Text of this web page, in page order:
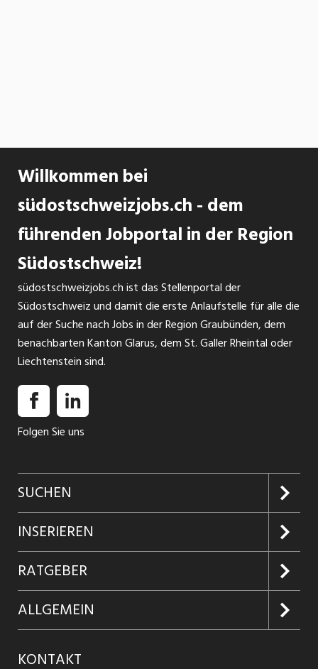
Willkommen bei
südostschweizjobs.ch - dem
führenden Jobportal in der Region
Südostschweiz!
südostschweizjobs.ch ist das Stellenportal der
Südostschweiz und damit die erste Anlaufstelle für alle die
auf der Suche nach Jobs in der Region Graubünden, dem
benachbarten Kanton Glarus, dem St. Galler Rheintal oder
Liechtenstein sind.
Folgen Sie uns
SUCHEN
Jobs suchen
Jobabo
Firmen entdecken
Jobs in Graubünden
Jobs in St. Gallen
INSERIEREN
Kundenlogin
Inserieren
Produkte
RATGEBER
Glossar
ALLGEMEIN
KONTAKT